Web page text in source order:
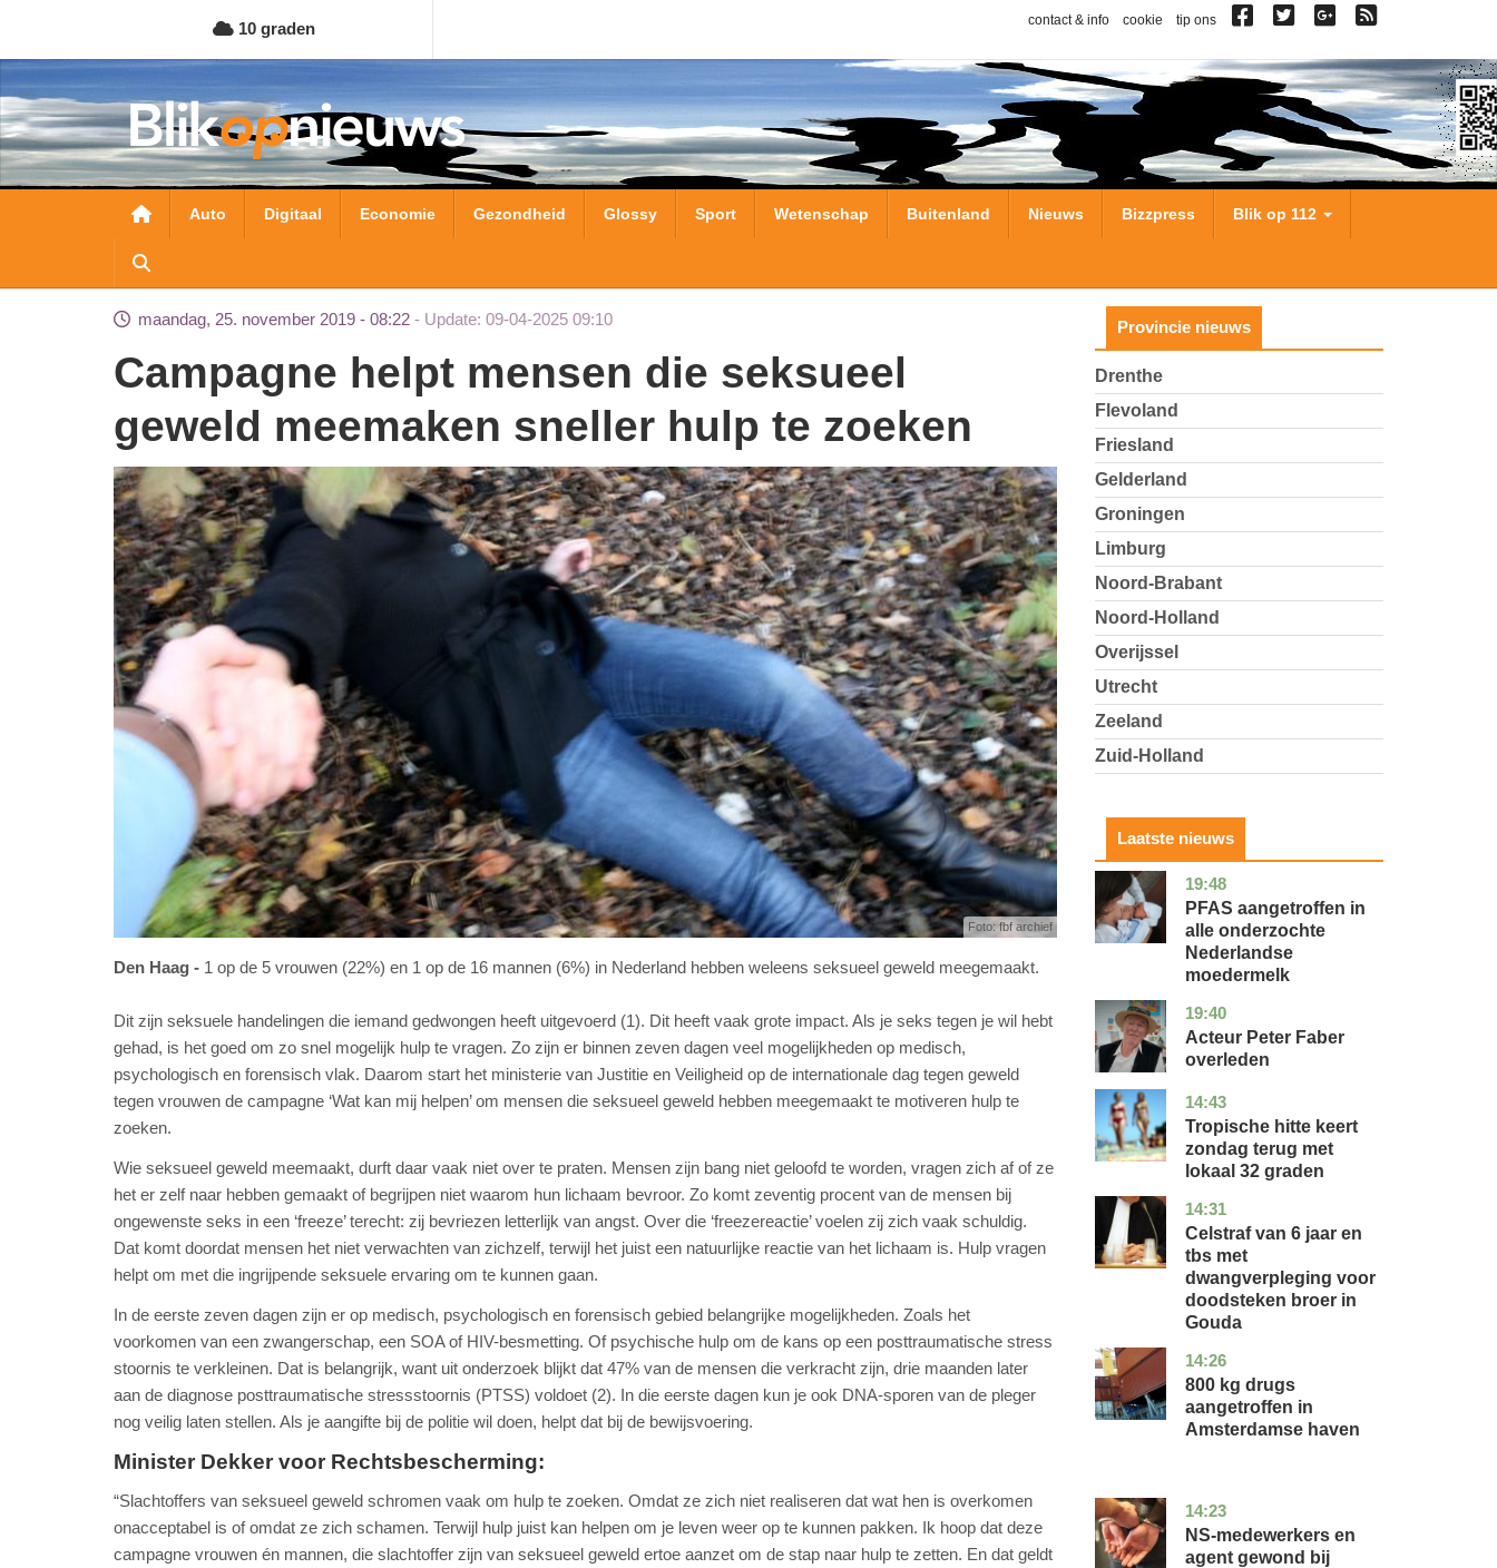
naar
de
inhoud
gaan
10 graden contact & info cookie tip ons
Hoofdnavigatie
Auto Digitaal Economie Gezondheid Glossy Sport Wetenschap Buitenland Nieuws Bizzpress Blik op 112
maandag, 25. november 2019 - 08:22 Update: 09-04-2025 09:10
Campagne helpt mensen die seksueel
geweld meemaken sneller hulp te zoeken
Foto: fbf archief
Den Haag 1 op de 5 vrouwen (22%) en 1 op de 16 mannen (6%) in Nederland hebben weleens seksueel geweld meegemaakt.
Dit zijn seksuele handelingen die iemand gedwongen heeft uitgevoerd (1). Dit heeft vaak grote impact. Als je seks tegen je wil hebt
gehad, is het goed om zo snel mogelijk hulp te vragen. Zo zijn er binnen zeven dagen veel mogelijkheden op medisch,
psychologisch en forensisch vlak. Daarom start het ministerie van Justitie en Veiligheid op de internationale dag tegen geweld
tegen vrouwen de campagne ‘Wat kan mij helpen’ om mensen die seksueel geweld hebben meegemaakt te motiveren hulp te
zoeken.
Wie seksueel geweld meemaakt, durft daar vaak niet over te praten. Mensen zijn bang niet geloofd te worden, vragen zich af of ze
het er zelf naar hebben gemaakt of begrijpen niet waarom hun lichaam bevroor. Zo komt zeventig procent van de mensen bij
ongewenste seks in een ‘freeze’ terecht: zij bevriezen letterlijk van angst. Over die ‘freezereactie’ voelen zij zich vaak schuldig.
Dat komt doordat mensen het niet verwachten van zichzelf, terwijl het juist een natuurlijke reactie van het lichaam is. Hulp vragen
helpt om met die ingrijpende seksuele ervaring om te kunnen gaan.
In de eerste zeven dagen zijn er op medisch, psychologisch en forensisch gebied belangrijke mogelijkheden. Zoals het
voorkomen van een zwangerschap, een SOA of HIV-besmetting. Of psychische hulp om de kans op een posttraumatische stress
stoornis te verkleinen. Dat is belangrijk, want uit onderzoek blijkt dat 47% van de mensen die verkracht zijn, drie maanden later
aan de diagnose posttraumatische stressstoornis (PTSS) voldoet (2). In die eerste dagen kun je ook DNA-sporen van de pleger
nog veilig laten stellen. Als je aangifte bij de politie wil doen, helpt dat bij de bewijsvoering.
Minister Dekker voor Rechtsbescherming:
“Slachtoffers van seksueel geweld schromen vaak om hulp te zoeken. Omdat ze zich niet realiseren dat wat hen is overkomen
onacceptabel is of omdat ze zich schamen. Terwijl hulp juist kan helpen om je leven weer op te kunnen pakken. Ik hoop dat deze
campagne vrouwen én mannen, die slachtoffer zijn van seksueel geweld ertoe aanzet om de stap naar hulp te zetten. En dat geldt
Provincie nieuws
Drenthe
Flevoland
Friesland
Gelderland
Groningen
Limburg
Noord-Brabant
Noord-Holland
Overijssel
Utrecht
Zeeland
Zuid-Holland
Laatste nieuws
19:48
utrecht
gezondheid
PFAS aangetroffen in
alle onderzochte
Nederlandse
moedermelk
19:40
noord-
holland
glossy
Acteur Peter Faber
overleden
14:43
utrecht
nieuws
Tropische hitte keert
zondag terug met
lokaal 32 graden
14:31
zuid-
holland
nieuws
Celstraf van 6 jaar en
tbs met
dwangverpleging voor
doodsteken broer in
Gouda
14:26
noord-
holland
nieuws
800 kg drugs
aangetroffen in
Amsterdamse haven
14:23
flevoland
nieuws
NS-medewerkers en
agent gewond bij